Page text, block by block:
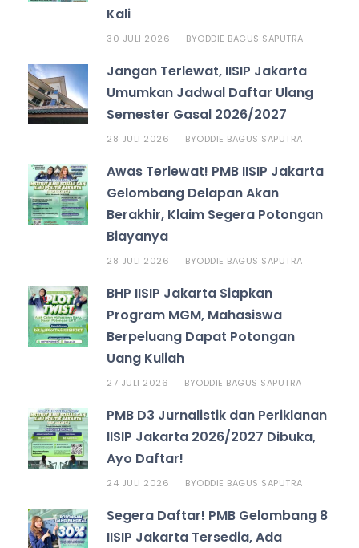
Kali
30 JULI 2026 BYODDIE BAGUS SAPUTRA
Jangan Terlewat, IISIP Jakarta
Umumkan Jadwal Daftar Ulang
Semester Gasal 2026/2027
28 JULI 2026 BYODDIE BAGUS SAPUTRA
Awas Terlewat! PMB IISIP Jakarta
Gelombang Delapan Akan
Berakhir, Klaim Segera Potongan
Biayanya
28 JULI 2026 BYODDIE BAGUS SAPUTRA
BHP IISIP Jakarta Siapkan
Program MGM, Mahasiswa
Berpeluang Dapat Potongan
Uang Kuliah
27 JULI 2026 BYODDIE BAGUS SAPUTRA
PMB D3 Jurnalistik dan Periklanan
IISIP Jakarta 2026/2027 Dibuka,
Ayo Daftar!
24 JULI 2026 BYODDIE BAGUS SAPUTRA
Segera Daftar! PMB Gelombang 8
IISIP Jakarta Tersedia, Ada